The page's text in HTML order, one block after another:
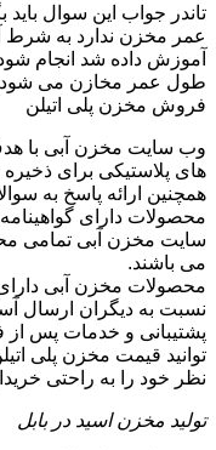
تاندر جواب این سوال
عمر مخزن ندارد به
آموزش داده شد انجام
طول عمر مخازن می
فروش مخزن پلی اتیلن
وب سایت مخزن آبی با
های پلاستیکی برای
همچنین ارائه پاسخ به
محصولات دارای
سایت مخزن آبی تمامی
می باشند.
نسبت به دیگران ارسال
پشتیبانی و خدمات پس
توانید قیمت مخزن پلی
نظر خود را به راحتی
تولید مخزن اسید در بابل